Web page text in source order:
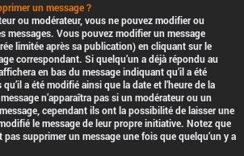
un message ?
ou modérateur, vous ne pouvez modifier ou
messages. Vous pouvez modifier un message
limitée après sa publication) en cliquant sur le
correspondant. Si quelqu’un a déjà répondu au
en bas du message indiquant qu’il a été
a été modifié ainsi que la date et l’heure de la
n’apparaîtra pas si un modérateur ou un
cependant ils ont la possibilité de laisser une
le message de leur propre initiative. Notez que
supprimer un message une fois que quelqu’un y a